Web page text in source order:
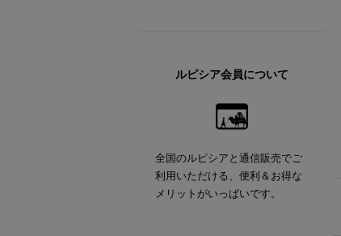
ルピシア会員について
全国のルピシアと通信販売でご
利用いただける、便利＆お得な
メリットがいっぱいです。